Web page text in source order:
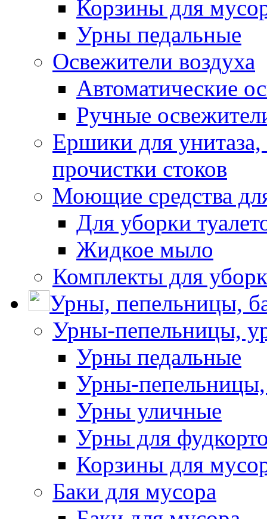
Корзины для
Урны педальные
Освежители воздуха
Автоматические
Ручные
Ершики для
прочистки стоков
Моющие средства
Для уборки
Жидкое мыло
Комплекты для
Урны, пепельницы,
Урны-пепельницы,
Урны педальные
Урны-
Урны уличные
Урны для
Корзины для
Баки для мусора